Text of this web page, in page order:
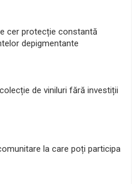
cer protecție constantă
depigmentante
de viniluri fără investiții
la care poți participa